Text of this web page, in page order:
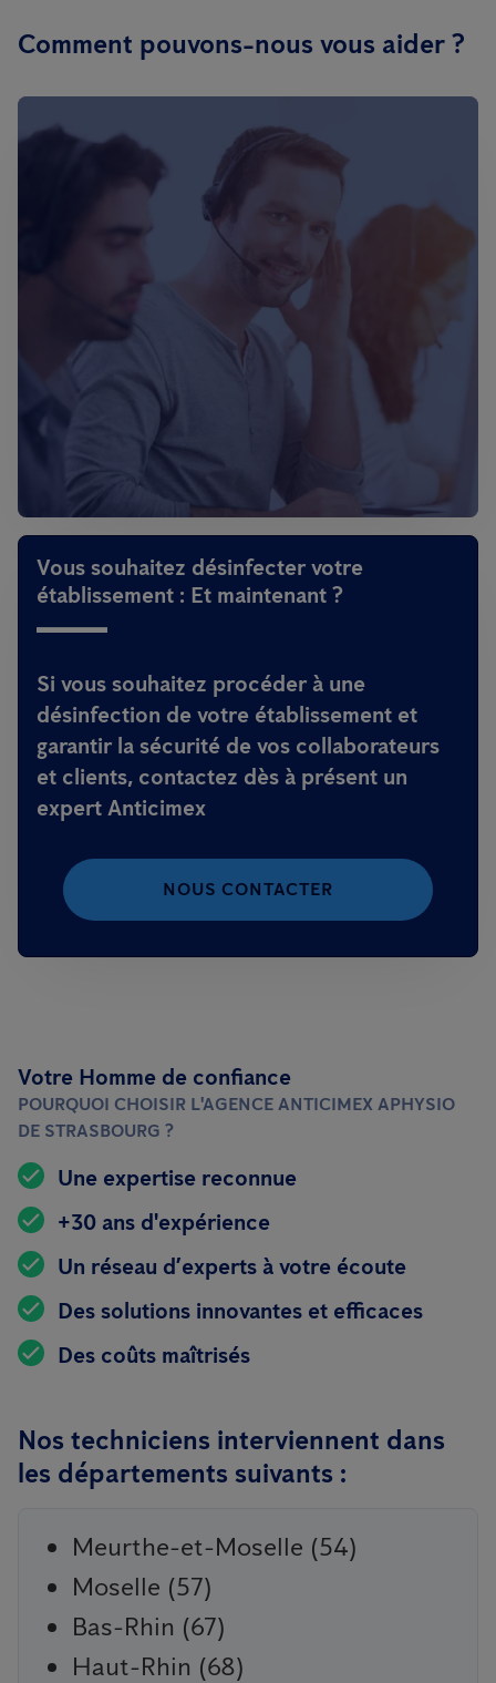
Comment pouvons-nous vous aider ?
Vous souhaitez désinfecter votre
établissement : Et maintenant ?
Si vous souhaitez procéder à une
désinfection de votre établissement et
garantir la sécurité de vos collaborateurs
et clients, contactez dès à présent un
expert Anticimex
NOUS CONTACTER
Votre Homme de confiance
POURQUOI CHOISIR L'AGENCE ANTICIMEX APHYSIO
DE STRASBOURG ?
Une expertise reconnue
+30 ans d'expérience
Un réseau d’experts à votre écoute
Des solutions innovantes et efficaces
Des coûts maîtrisés
Nos techniciens interviennent dans
les départements suivants :
Meurthe-et-Moselle (54)
Moselle (57)
Bas-Rhin (67)
Haut-Rhin (68)